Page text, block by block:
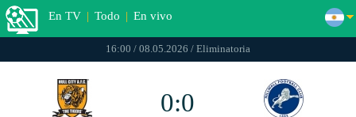
En TV | Todo | En vivo
16:00 / 08.05.2026 / Eliminatoria
0:0